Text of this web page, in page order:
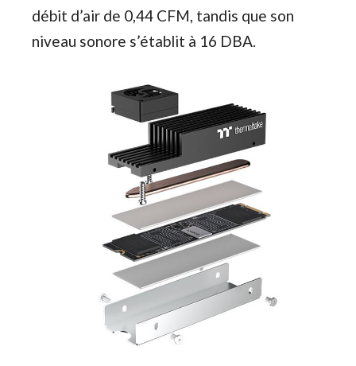
débit d’air de 0,44 CFM, tandis que son
niveau sonore s’établit à 16 DBA.